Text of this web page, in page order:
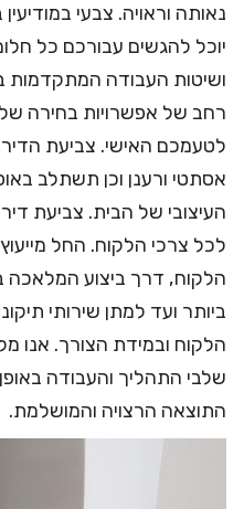
נאותה וראויה. צבעי במודיעין
יוכל להגשים עבורכם כל חלום
ושיטות העבודה המתקדמות
רחב של אפשרויות בחירה
לטעמכם האישי. צביעת
אסתטי ורענן וכן תשתלב
העיצובי של הבית. צביעת
לכל צרכי הלקוח. החל מייעוץ
הלקוח, דרך ביצוע המלאכה
ביותר ועד למתן שירותי
הלקוח ובמידת הצורך. אנו
שלבי התהליך והעבודה
התוצאה הרצויה והמושלמת.